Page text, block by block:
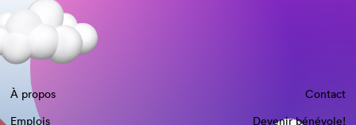
À propos
Contact
Emplois
Devenir bénévole!